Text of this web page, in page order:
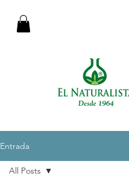
Entrada
All Posts